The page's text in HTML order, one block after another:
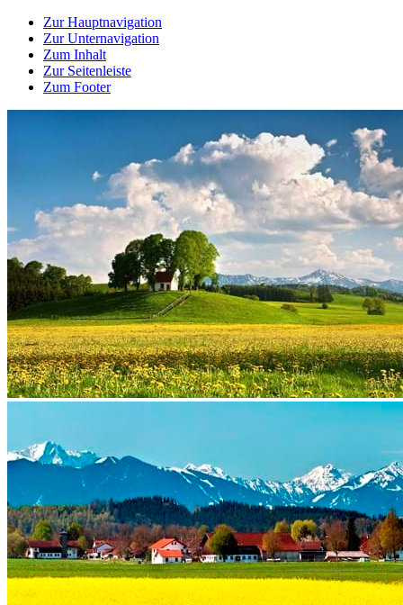
Zur Hauptnavigation
Zur Unternavigation
Zum Inhalt
Zur Seitenleiste
Zum Footer